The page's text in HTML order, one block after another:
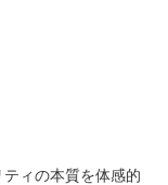
ィの本質を体感的